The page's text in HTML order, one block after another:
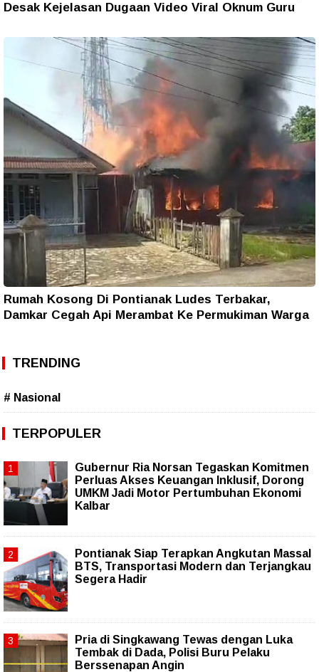
Desak Kejelasan Dugaan Video Viral Oknum Guru
Rumah Kosong Di Pontianak Ludes Terbakar,
Damkar Cegah Api Merambat Ke Permukiman Warga
TRENDING
# Nasional
TERPOPULER
Gubernur Ria Norsan Tegaskan Komitmen
Perluas Akses Keuangan Inklusif, Dorong
UMKM Jadi Motor Pertumbuhan Ekonomi
Kalbar
Pontianak Siap Terapkan Angkutan Massal
BTS, Transportasi Modern dan Terjangkau
Segera Hadir
Pria di Singkawang Tewas dengan Luka
Tembak di Dada, Polisi Buru Pelaku
Berssenapan Angin